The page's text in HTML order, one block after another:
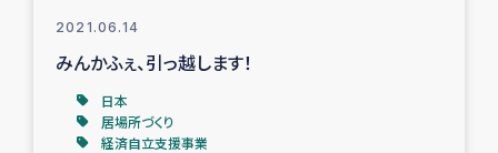
2021.06.14
みんかふぇ、引っ越します！
日本
居場所づくり
経済自立支援事業